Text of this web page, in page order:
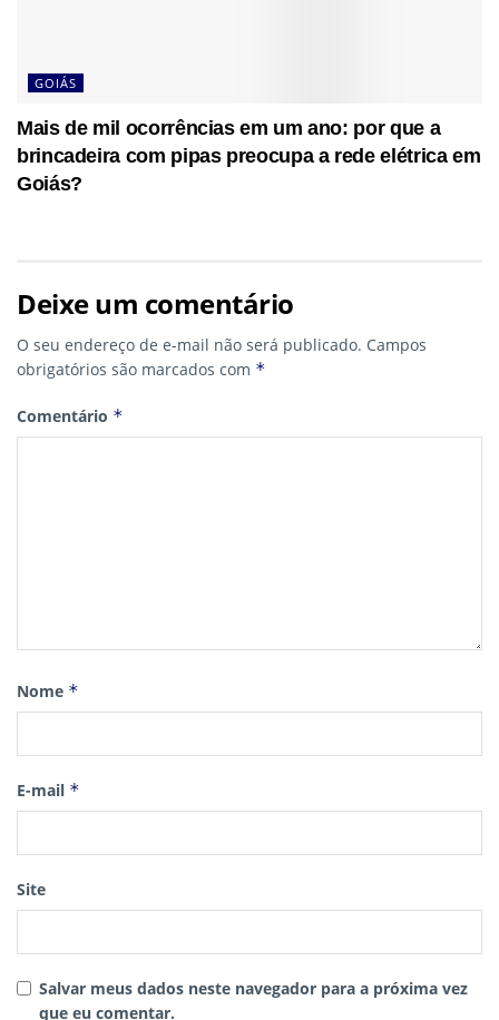
GOIÁS
Mais de mil ocorrências em um ano: por que a
brincadeira com pipas preocupa a rede elétrica em
Goiás?
Deixe um comentário
O seu endereço de e-mail não será publicado. Campos
obrigatórios são marcados com *
Comentário *
Nome *
E-mail *
Site
Salvar meus dados neste navegador para a próxima vez
que eu comentar.